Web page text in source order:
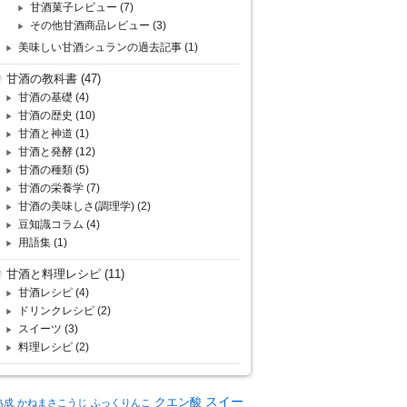
甘酒菓子レビュー (7)
その他甘酒商品レビュー (3)
美味しい甘酒シュランの過去記事 (1)
甘酒の教科書 (47)
甘酒の基礎 (4)
甘酒の歴史 (10)
甘酒と神道 (1)
甘酒と発酵 (12)
甘酒の種類 (5)
甘酒の栄養学 (7)
甘酒の美味しさ(調理学) (2)
豆知識コラム (4)
用語集 (1)
甘酒と料理レシピ (11)
甘酒レシピ (4)
ドリンクレシピ (2)
スイーツ (3)
料理レシピ (2)
成 かねまさこうじ ふっくりんこ クエン酸 スイー